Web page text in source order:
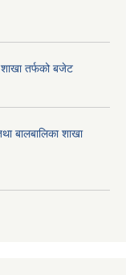
तर्फको बजेट
बालबालिका शाखा